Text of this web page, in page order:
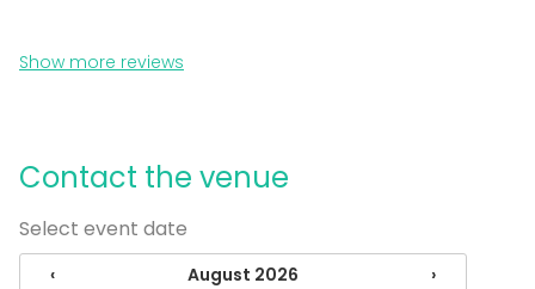
Venue type
Additional information about services and facilities
Samassa talossa toimii Compass Groupin ravintola
Fiilu.
Show more reviews
Contact the venue
Select event date
‹ August 2026 ›